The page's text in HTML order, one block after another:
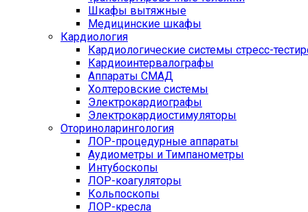
Шкафы вытяжные
Медицинские шкафы
Кардиология
Кардиологические системы стресс-
Кардиоинтервалографы
Аппараты СМАД
Холтеровские системы
Электрокардиографы
Электрокардиостимуляторы
Оториноларингология
ЛОР-процедурные аппараты
Аудиометры и Тимпанометры
Интубоскопы
ЛОР-коагуляторы
Кольпоскопы
ЛОР-кресла